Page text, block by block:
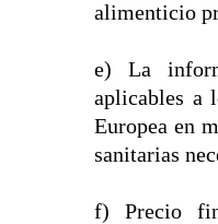
alimenticio
e) La
aplicables a
Europea en
sanitarias
f) Precio